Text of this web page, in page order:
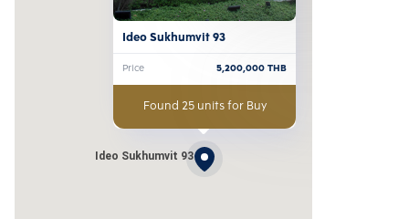
Ideo Sukhumvit 93
Ideo Sukhumvit 93
Price 5,200,000 THB
Found 25 units for Buy